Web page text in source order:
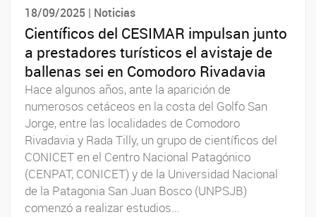
18/09/2025 | Noticias
Científicos del CESIMAR impulsan junto
a prestadores turísticos el avistaje de
ballenas sei en Comodoro Rivadavia
Hace algunos años, ante la aparición de
numerosos cetáceos en la costa del Golfo San
Jorge, entre las localidades de Comodoro
Rivadavia y Rada Tilly, un grupo de científicos del
CONICET en el Centro Nacional Patagónico
(CENPAT, CONICET) y de la Universidad Nacional
de la Patagonia San Juan Bosco (UNPSJB)
comenzó a realizar estudios...